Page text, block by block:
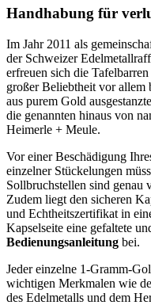
Handhabung für
Im Jahr 2011 als
der Schweizer
erfreuen sich die Tafelbarren
großer Beliebtheit vor
aus purem Gold
die genannten hinaus von
Heimerle + Meule.
Vor einer Beschädigung
einzelner Stückelungen
Sollbruchstellen sind genau
Zudem liegt den sicheren
und Echtheitszertifikat in
Kapselseite eine gefaltete
Bedienungsanleitung bei.
Jeder einzelne 1-Gramm-
wichtigen Merkmalen wie
des Edelmetalls und dem